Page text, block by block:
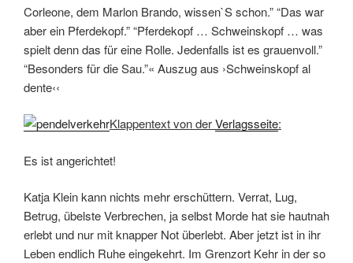
Corleone, dem Marlon Brando, wissen`S schon.” “Das war
aber ein Pferdekopf.” “Pferdekopf … Schweinskopf … was
spielt denn das für eine Rolle. Jedenfalls ist es grauenvoll.”
“Besonders für die Sau.”« Auszug aus ›Schweinskopf al
dente‹‹
Klappentext von derVerlagsseite:
Es ist angerichtet!
Katja Klein kann nichts mehr erschüttern. Verrat, Lug,
Betrug, übelste Verbrechen, ja selbst Morde hat sie hautnah
erlebt und nur mit knapper Not überlebt. Aber jetzt ist in ihr
Leben endlich Ruhe eingekehrt. Im Grenzort Kehr in der so